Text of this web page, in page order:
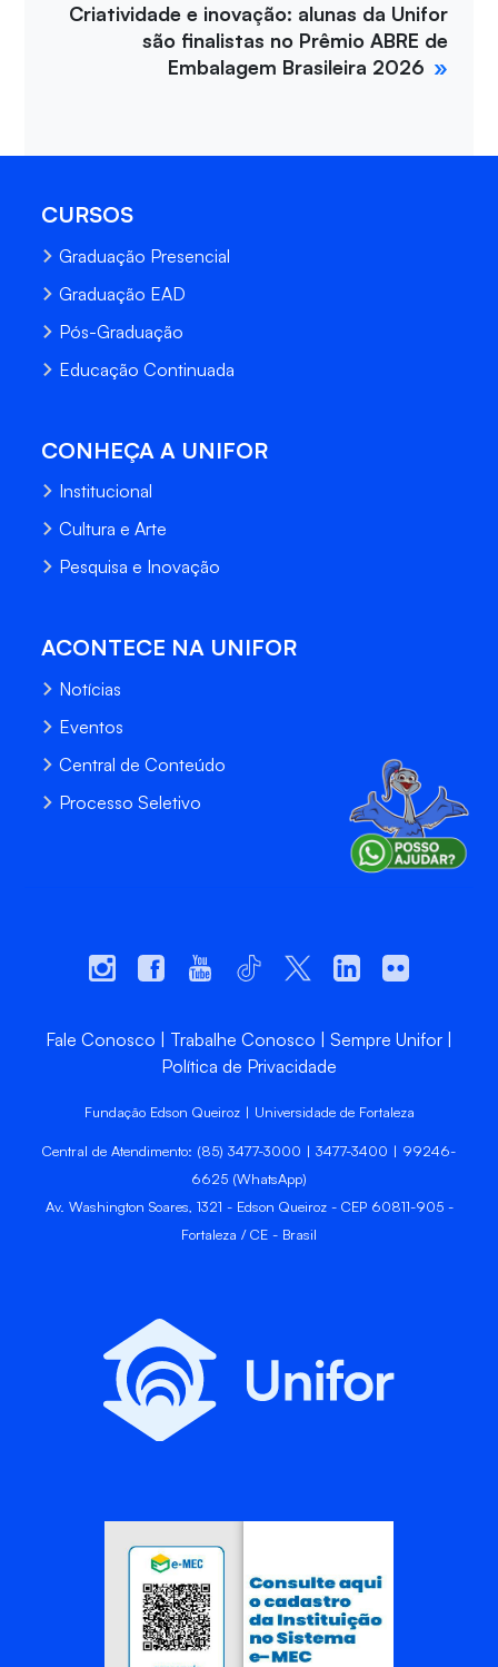
Criatividade e inovação: alunas da Unifor
são finalistas no Prêmio ABRE de
Embalagem Brasileira 2026
CURSOS
Graduação Presencial
Graduação EAD
Pós-Graduação
Educação Continuada
CONHEÇA A UNIFOR
Institucional
Cultura e Arte
Pesquisa e Inovação
ACONTECE NA UNIFOR
Notícias
Eventos
Central de Conteúdo
Processo Seletivo
Fale Conosco Trabalhe Conosco
Sempre Unifor
Política de Privacidade
Fundação Edson Queiroz | Universidade de Fortaleza
Central de Atendimento: (85) 3477-3000 | 3477-3400 | 99246-
6625 (WhatsApp)
Av. Washington Soares, 1321 - Edson Queiroz - CEP 60811-905 -
Fortaleza / CE - Brasil